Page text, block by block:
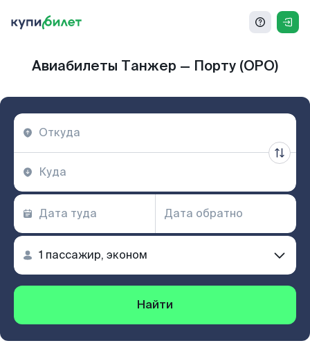
Авиабилеты Танжер — Порту (OPO)
Найти